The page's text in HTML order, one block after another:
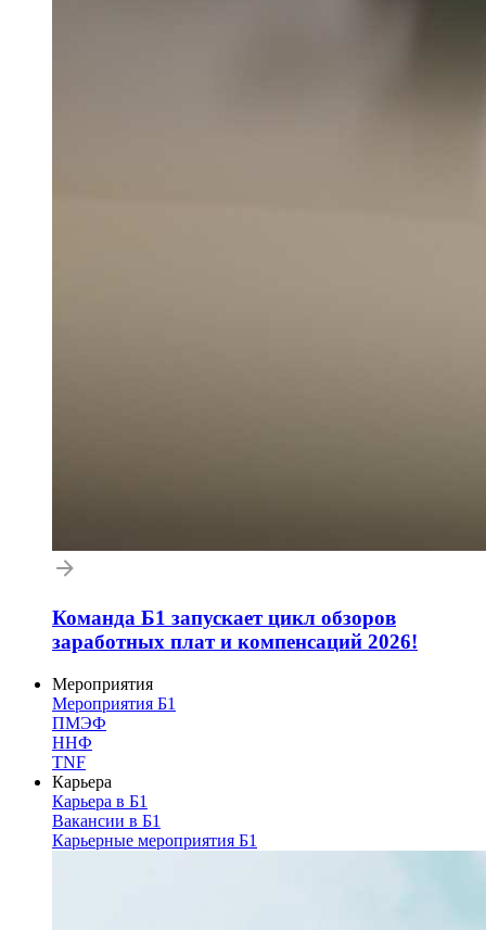
Команда Б1 запускает цикл обзоров
заработных плат и компенсаций 2026!
Мероприятия
Мероприятия Б1
ПМЭФ
ННФ
TNF
Карьера
Карьера в Б1
Вакансии в Б1
Карьерные мероприятия Б1